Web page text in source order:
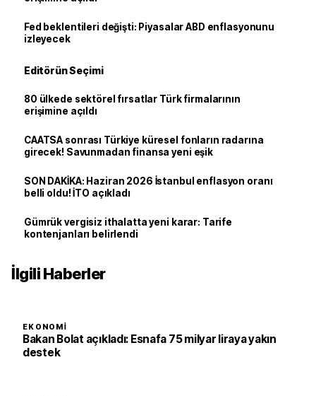
Fed beklentileri değişti: Piyasalar ABD enflasyonunu
izleyecek
Editörün Seçimi
80 ülkede sektörel fırsatlar Türk firmalarının
erişimine açıldı
CAATSA sonrası Türkiye küresel fonların radarına
girecek! Savunmadan finansa yeni eşik
SON DAKİKA: Haziran 2026 İstanbul enflasyon oranı
belli oldu! İTO açıkladı
Gümrük vergisiz ithalatta yeni karar: Tarife
kontenjanları belirlendi
İlgili Haberler
EKONOMI
Bakan Bolat açıkladı: Esnafa 75 milyar liraya yakın
destek